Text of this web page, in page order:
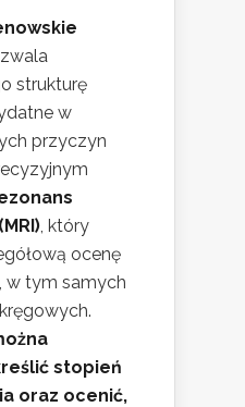
strukturę
w
przyczyn
, który
ocenę
w tym samych
stopień
oraz ocenić,